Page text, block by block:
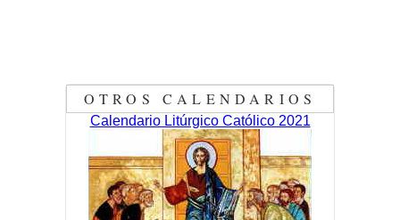
OTROS CALENDARIOS
Calendario Litúrgico Católico 2021